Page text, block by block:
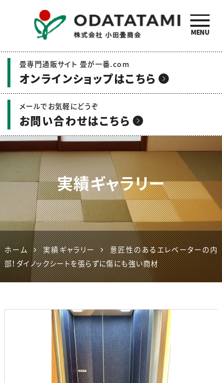
小田畳商会のご紹介 | 畳
の名工 小田畳商会
畳専門通販サイト 畳が一番.com
オンラインショップはこちら
メールでお気軽にどうぞ
お問い合わせはこちら
MENU
実績ギャラリー
ホーム 実績ギャラリー
意匠性のあるエレベーターの内
部！ダイノックシートを張らずに傷にも強い商材